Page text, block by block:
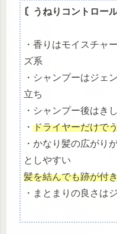
〘うねりコントロー
・香りはモイスチャ
ズ系
・シャンプーはジェ
立ち
・シャンプー後はき
・ ドライヤーだけで
・かなり髪の広がり
としやすい
髪を結んでも跡が付
・まとまりの良さは